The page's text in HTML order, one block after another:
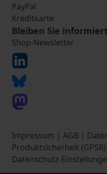
PayPal
Kreditkarte
Bleiben Sie informiert
Shop-Newsletter
Impressum | AGB |
Produktsicherheit (GPSR)
Datenschutz-